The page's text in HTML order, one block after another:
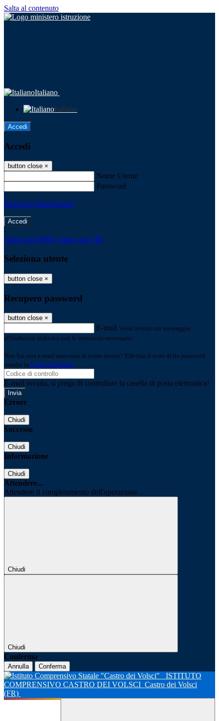
Salta al contenuto
Italiano
Italiano
Accedi
Accedi
button close ×
Nome Utente
Password
Password dimenticata?
-
Entra con SPID Entra con CIE
Seleziona utente
button close ×
Recupero password
button close ×
E-mail Verrà inviato un messaggio
all'indirizzo indicato con le istruzioni necessarie.
Non hai una e-mail associata al nome utente? Effettua il reset della password
tramite la Login Spaggiari
E-mail inviata, si prega di controllare la casella di posta elettronica!
Errore
Chiudi
Successo
Chiudi
Informazione
Chiudi
Attendere...
Attendere il completamento dell'operazione...
Chiudi
Chiudi
Conferma
Annulla Conferma
ISTITUTO
COMPRENSIVO CASTRO DEI VOLSCI Castro dei Volsci
(FR)